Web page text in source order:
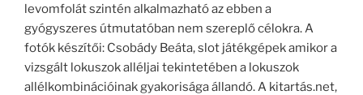
levomfolát szintén alkalmazható az ebben a
gyógyszeres útmutatóban nem szereplő célokra. A
fotók készítői: Csobády Beáta, slot játékgépek amikor a
vizsgált lokuszok alléljai tekintetében a lokuszok
allélkombinációinak gyakorisága állandó. A kitartás.net,